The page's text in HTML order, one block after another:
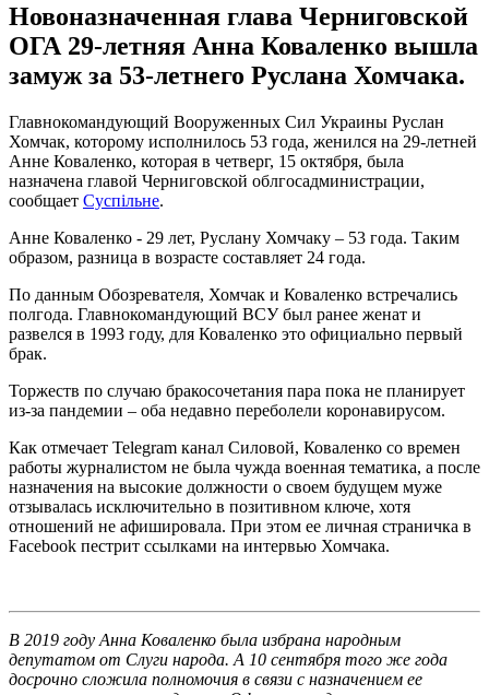
Новоназначенная глава Черниговской
ОГА 29-летняя Анна Коваленко вышла
замуж за 53-летнего Руслана Хомчака.
Главнокомандующий Вооруженных Сил Украины Руслан
Хомчак, которому исполнилось 53 года, женился на 29-летней
Анне Коваленко, которая в четверг, 15 октября, была
назначена главой Черниговской облгосадминистрации,
сообщает Суспільне.
Анне Коваленко - 29 лет, Руслану Хомчаку – 53 года. Таким
образом, разница в возрасте составляет 24 года.
По данным Обозревателя, Хомчак и Коваленко встречались
полгода. Главнокомандующий ВСУ был ранее женат и
развелся в 1993 году, для Коваленко это официально первый
брак.
Торжеств по случаю бракосочетания пара пока не планирует
из-за пандемии – оба недавно переболели коронавирусом.
Как отмечает Telegram канал Силовой, Коваленко со времен
работы журналистом не была чужда военная тематика, а после
назначения на высокие должности о своем будущем муже
отзывалась исключительно в позитивном ключе, хотя
отношений не афишировала. При этом ее личная страничка в
Facebook пестрит ссылками на интервью Хомчака.
В 2019 году Анна Коваленко была избрана народным
депутатом от Слуги народа. А 10 сентября того же года
досрочно сложила полномочия в связи с назначением ее